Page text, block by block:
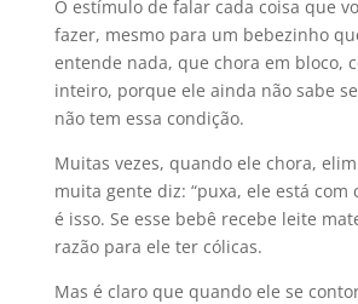
O estímulo de falar cada coisa que
fazer, mesmo para um bebezinho
entende nada, que chora em bloco,
inteiro, porque ele ainda não sabe
não tem essa condição.
Muitas vezes, quando ele chora,
muita gente diz: “puxa, ele está com
é isso. Se esse bebê recebe leite
razão para ele ter cólicas.
Mas é claro que quando ele se